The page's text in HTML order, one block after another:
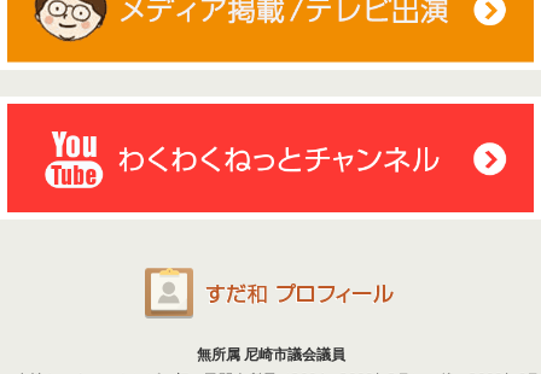
無所属 尼崎市議会議員